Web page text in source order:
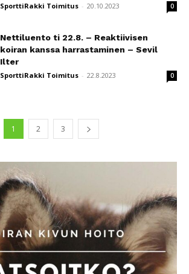
SporttiRakki Toimitus - 20.10.2023 0
Nettiluento ti 22.8. – Reaktiivisen
koiran kanssa harrastaminen – Sevil
Ilter
SporttiRakki Toimitus - 22.8.2023 0
1 2 3